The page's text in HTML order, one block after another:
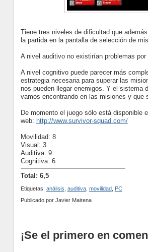
Tiene tres niveles de dificultad que
la partida en la pantalla de selección de
A nivel auditivo no existirían problemas por
A nivel cognitivo puede parecer más
estrategia necesaria para superar las
nos pueden llegar enemigos. Y el sistema
vamos encontrando en las misiones y que
De momento el juego sólo está disponible
web: http://www.survivor-squad.com/
Movilidad: 8
Visual: 3
Auditiva: 9
Cognitiva: 6
Total: 6,5
Etiquetas: análisis auditiva, movilidad, PC
Publicado por Javier Mairena
¡Se el primero en